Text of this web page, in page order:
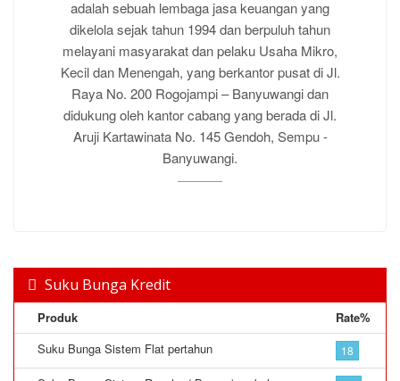
adalah sebuah lembaga jasa keuangan yang
dikelola sejak tahun 1994 dan berpuluh tahun
melayani masyarakat dan pelaku Usaha Mikro,
Kecil dan Menengah, yang berkantor pusat di Jl.
Raya No. 200 Rogojampi – Banyuwangi dan
didukung oleh kantor cabang yang berada di Jl.
Aruji Kartawinata No. 145 Gendoh, Sempu -
Banyuwangi.
Suku Bunga Kredit
Produk
Rate%
Suku Bunga Sistem Flat pertahun
18